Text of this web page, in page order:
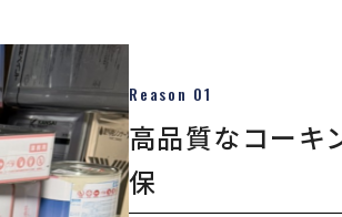
Reason 01
高品質なコーキ
保